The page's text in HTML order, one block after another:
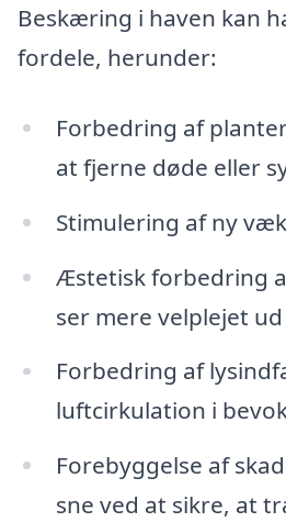
Beskæring i haven kan
fordele, herunder:
Forbedring af
at fjerne døde eller
Stimulering af ny
Æstetisk forbedring
ser mere velplejet ud
Forbedring af
luftcirkulation i
Forebyggelse af
sne ved at sikre, at